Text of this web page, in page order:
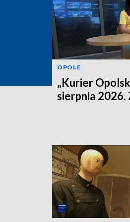
OPOLE
„Kurier
sierpnia 2026.